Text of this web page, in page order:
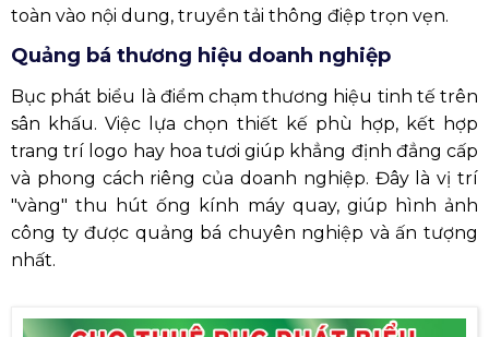
toàn vào nội dung, truyền tải thông điệp trọn vẹn.
Quảng bá thương hiệu doanh nghiệp
Bục phát biểu là điểm chạm thương hiệu tinh tế trên
sân khấu. Việc lựa chọn thiết kế phù hợp, kết hợp
trang trí logo hay hoa tươi giúp khẳng định đẳng cấp
và phong cách riêng của doanh nghiệp. Đây là vị trí
"vàng" thu hút ống kính máy quay, giúp hình ảnh
công ty được quảng bá chuyên nghiệp và ấn tượng
nhất.